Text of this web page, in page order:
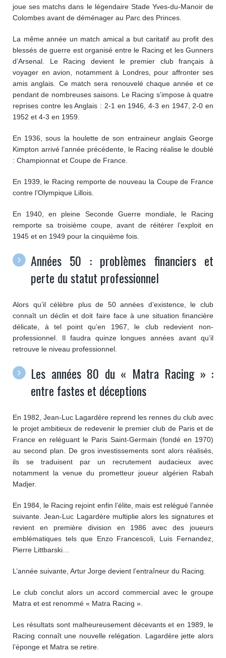
joue ses matchs dans le légendaire Stade Yves-du-Manoir de
Colombes avant de déménager au Parc des Princes.
La même année un match amical a but caritatif au profit des
blessés de guerre est organisé entre le Racing et les Gunners
d’Arsenal. Le Racing devient le premier club français à
voyager en avion, notamment à Londres, pour affronter ses
amis anglais. Ce match sera renouvelé chaque année et ce
pendant de nombreuses saisons. Le Racing s’impose à quatre
reprises contre les Anglais : 2-1 en 1946, 4-3 en 1947, 2-0 en
1952 et 4-3 en 1959.
En 1936, sous la houlette de son entraineur anglais George
Kimpton arrivé l’année précédente, le Racing réalise le doublé
: Championnat et Coupe de France.
En 1939, le Racing remporte de nouveau la Coupe de France
contre l’Olympique Lillois.
En 1940, en pleine Seconde Guerre mondiale, le Racing
remporte sa troisième coupe, avant de réitérer l’exploit en
1945 et en 1949 pour la cinquième fois.
Années 50 : problèmes financiers et
perte du statut professionnel
Alors qu’il célèbre plus de 50 années d’existence, le club
connaît un déclin et doit faire face à une situation financière
délicate, à tel point qu’en 1967, le club redevient non-
professionnel. Il faudra quinze longues années avant qu’il
retrouve le niveau professionnel.
Les années 80 du « Matra Racing » :
entre fastes et déceptions
En 1982, Jean-Luc Lagardère reprend les rennes du club avec
le projet ambitieux de redevenir le premier club de Paris et de
France en reléguant le Paris Saint-Germain (fondé en 1970)
au second plan. De gros investissements sont alors réalisés,
ils se traduisent par un recrutement audacieux avec
notamment la venue du prometteur joueur algérien Rabah
Madjer.
En 1984, le Racing rejoint enfin l’élite, mais est relégué l’année
suivante. Jean-Luc Lagardère multiplie alors les signatures et
revient en première division en 1986 avec des joueurs
emblématiques tels que Enzo Francescoli, Luis Fernandez,
Pierre Littbarski…
L’année suivante, Artur Jorge devient l’entraîneur du Racing.
Le club conclut alors un accord commercial avec le groupe
Matra et est renommé « Matra Racing ».
Les résultats sont malheureusement décevants et en 1989, le
Racing connaît une nouvelle relégation. Lagardère jette alors
l’éponge et Matra se retire.